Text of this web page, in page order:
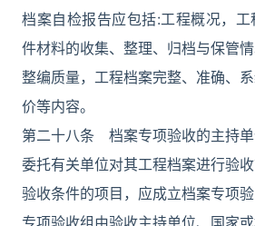
档案自检报告应包括:工程概况，
件材料的收集、整理、归档与保管
整编质量，工程档案完整、准确、
价等内容。
第二十八条 档案专项验收的主持
委托有关单位对其工程档案进行验
验收条件的项目，应成立档案专项
专项验收组由验收主持单位、国家